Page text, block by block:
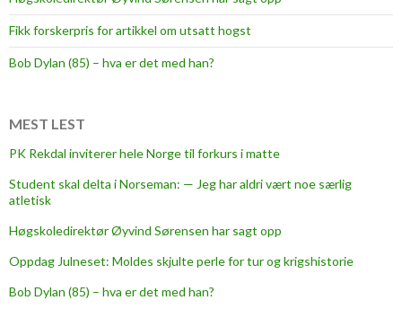
t
Fikk forskerpris for artikkel om utsatt hogst
Bob Dylan (85) – hva er det med han?
MEST LEST
PK Rekdal inviterer hele Norge til forkurs i matte
Student skal delta i Norseman: — Jeg har aldri vært noe særlig
atletisk
Høgskoledirektør Øyvind Sørensen har sagt opp
Oppdag Julneset: Moldes skjulte perle for tur og krigshistorie
Bob Dylan (85) – hva er det med han?